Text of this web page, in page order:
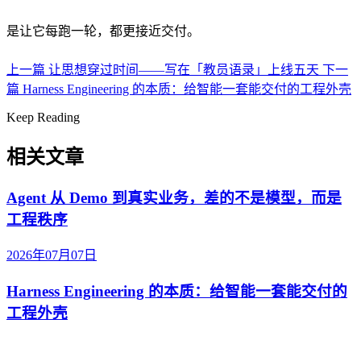
是让它每跑一轮，都更接近交付。
上一篇 让思想穿过时间——写在「教员语录」上线五天 下一
篇 Harness Engineering 的本质：给智能一套能交付的工程外壳
Keep Reading
相关文章
Agent 从 Demo 到真实业务，差的不是模型，而是
工程秩序
2026年07月07日
Harness Engineering 的本质：给智能一套能交付的
工程外壳